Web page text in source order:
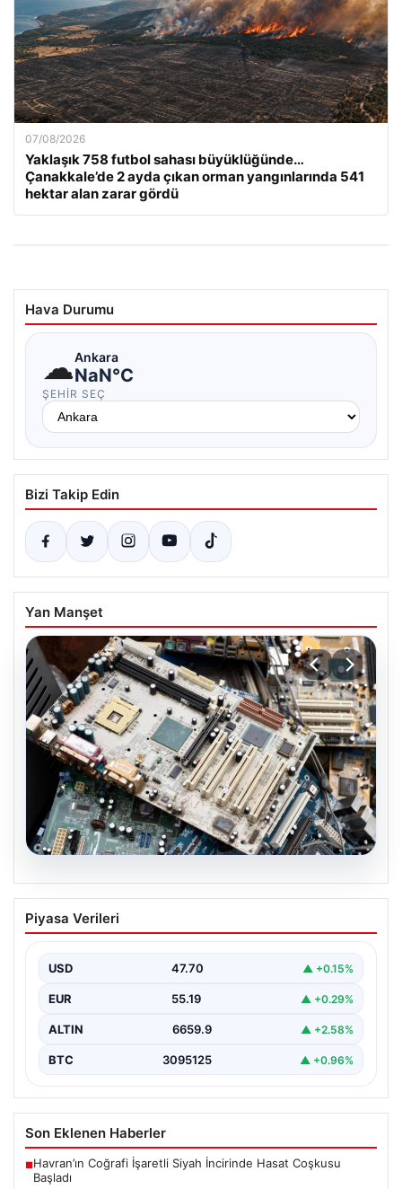
07/08/2026
Yaklaşık 758 futbol sahası büyüklüğünde…
Çanakkale’de 2 ayda çıkan orman yangınlarında 541
hektar alan zarar gördü
Hava Durumu
☁Ankara
NaN°C
ŞEHIR SEÇ
Bizi Takip Edin
Yan Manşet
08.08.2026
Profesyonel IT Yönetimi ile
Sürdürülebilir Hizmetleri
parklarını sürekli periyotlarla yenilemektedir. Bu
güncelleme operasyonlarında kenara…
Piyasa Verileri
USD 47.70 ▲ +0.15%
EUR 55.19 ▲ +0.29%
ALTIN 6659.9 ▲ +2.58%
BTC 3095125 ▲ +0.96%
Son Eklenen Haberler
■Havran’ın Coğrafi İşaretli Siyah İncirinde Hasat Coşkusu
Başladı